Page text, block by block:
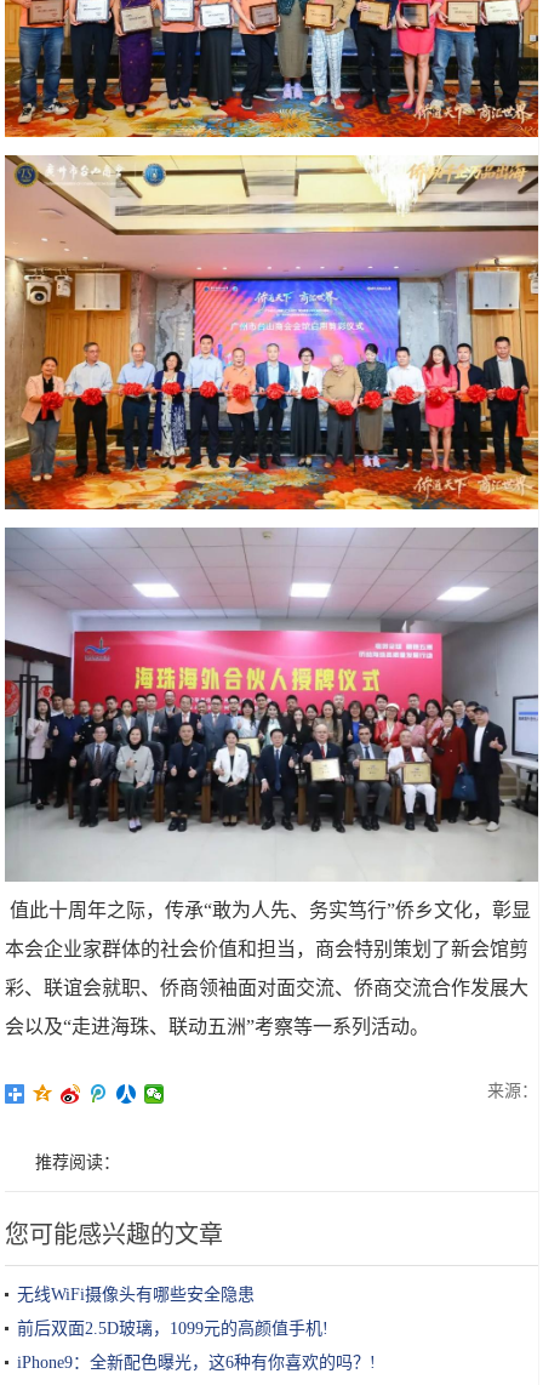
值此十周年之际，传承“敢为人先、务实笃行”侨乡文化，彰显
本会企业家群体的社会价值和担当，商会特别策划了新会馆剪
彩、联谊会就职、侨商领袖面对面交流、侨商交流合作发展大
会以及“走进海珠、联动五洲”考察等一系列活动。
来源：
推荐阅读：
您可能感兴趣的文章
无线WiFi摄像头有哪些安全隐患
前后双面2.5D玻璃，1099元的高颜值手机!
iPhone9：全新配色曝光，这6种有你喜欢的吗？!